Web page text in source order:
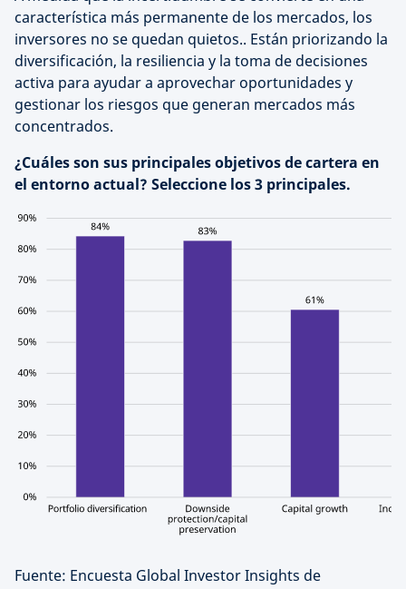
característica más permanente de los mercados, los
inversores no se quedan quietos.. Están priorizando la
diversificación, la resiliencia y la toma de decisiones
activa para ayudar a aprovechar oportunidades y
gestionar los riesgos que generan mercados más
concentrados.
¿Cuáles son sus principales objetivos de cartera en
el entorno actual? Seleccione los 3 principales.
Fuente: Encuesta Global Investor Insights de